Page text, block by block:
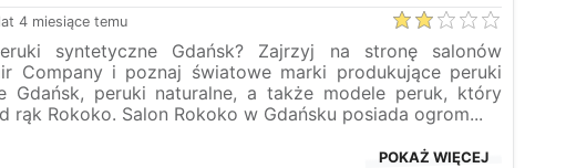
4 miesiące temu
syntetyczne Gdańsk? Zajrzyj na stronę salonów
Company i poznaj światowe marki produkujące peruki
Gdańsk, peruki naturalne, a także modele peruk, który
rąk Rokoko. Salon Rokoko w Gdańsku posiada ogrom...
POKAŻ WIĘCEJ